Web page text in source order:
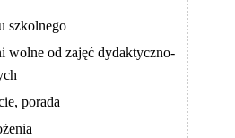
szkolnego
wolne od zajęć dydaktyczno-
porada